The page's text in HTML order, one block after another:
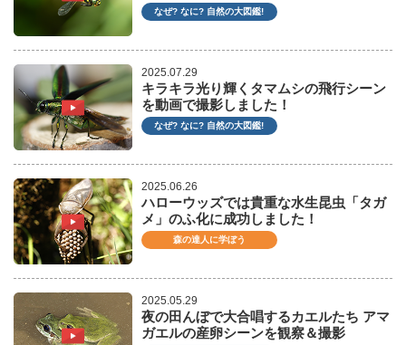
なぜ? なに? 自然の大図鑑!
2025.07.29
キラキラ光り輝くタマムシの飛行シーン
を動画で撮影しました！
なぜ? なに? 自然の大図鑑!
2025.06.26
ハローウッズでは貴重な水生昆虫「タガ
メ」のふ化に成功しました！
森の達人に学ぼう
2025.05.29
夜の田んぼで大合唱するカエルたち アマ
ガエルの産卵シーンを観察＆撮影